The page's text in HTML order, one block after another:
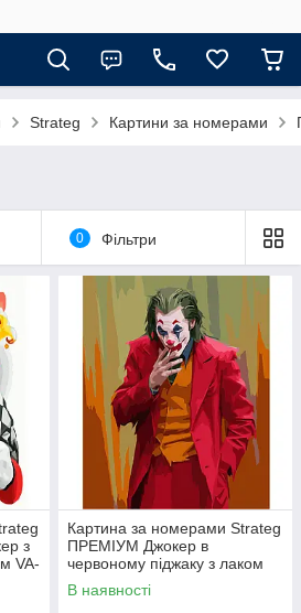
Strateg Картини за номерами
0 Фільтри
з
VA-
Картина за номерами Strateg
ПРЕМІУМ Джокер в
червоному піджаку з лаком
розміром 40х50 см VA-1253
В наявності